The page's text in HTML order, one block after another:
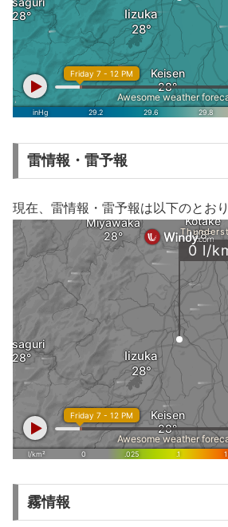
雷情報・雷予報
現在、雷情報・雷予報は以下のとおり
霧情報